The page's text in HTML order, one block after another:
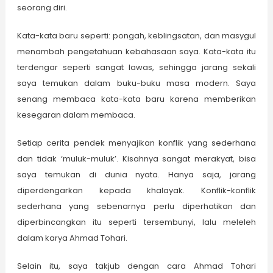
seorang diri.
Kata-kata baru seperti: pongah, keblingsatan, dan masygul
menambah pengetahuan kebahasaan saya. Kata-kata itu
terdengar seperti sangat lawas, sehingga jarang sekali
saya temukan dalam buku-buku masa modern. Saya
senang membaca kata-kata baru karena memberikan
kesegaran dalam membaca.
Setiap cerita pendek menyajikan konflik yang sederhana
dan tidak ‘muluk-muluk’. Kisahnya sangat merakyat, bisa
saya temukan di dunia nyata. Hanya saja, jarang
diperdengarkan kepada khalayak. Konflik-konflik
sederhana yang sebenarnya perlu diperhatikan dan
diperbincangkan itu seperti tersembunyi, lalu meleleh
dalam karya Ahmad Tohari.
Selain itu, saya takjub dengan cara Ahmad Tohari